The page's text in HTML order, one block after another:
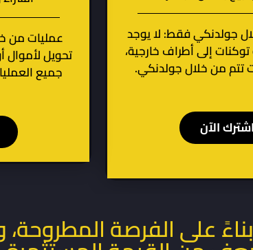
جولدنكي فقط: لا يوجد
إلى أطراف خارجية،
تتم من خلال جولدنكي.
اشترك الآن
عمليات من
تحويل لأموال
جميع
على الفرصة المطروحة،